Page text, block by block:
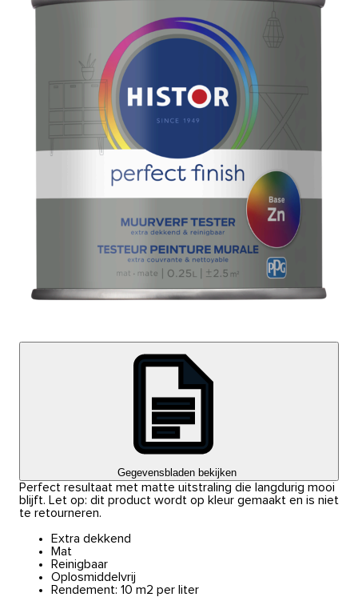
Gegevensbladen bekijken
Perfect resultaat met matte uitstraling die langdurig mooi
blijft. Let op: dit product wordt op kleur gemaakt en is niet
te retourneren.
Extra dekkend
Mat
Reinigbaar
Oplosmiddelvrij
Rendement: 10 m2 per liter